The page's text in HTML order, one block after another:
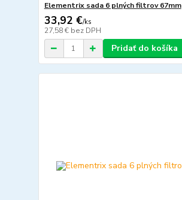
Elementrix sada 6 plných filtrov 67mm
33,92 €/ks
27,58 € bez DPH
Pridať do košíka